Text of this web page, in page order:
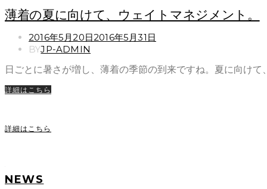
薄着の夏に向けて、ウェイトマネジメント。
POSTED
ON
2016年5月20日2016年5月31日
BYJP-ADMIN
日ごとに暑さが増し、薄着の季節の到来ですね。夏に向けて
詳細はこちら
詳細はこちら
NEWS